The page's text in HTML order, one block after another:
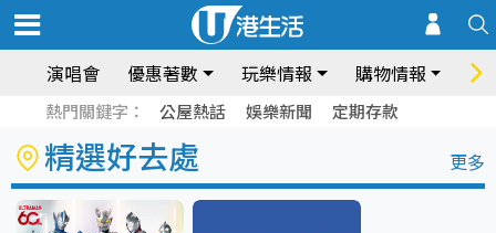
演唱會 優惠著數 玩樂情報 購物情報 飲
熱門關鍵字： 公屋熱話 娛樂新聞 定期存款
精選好去處 更多